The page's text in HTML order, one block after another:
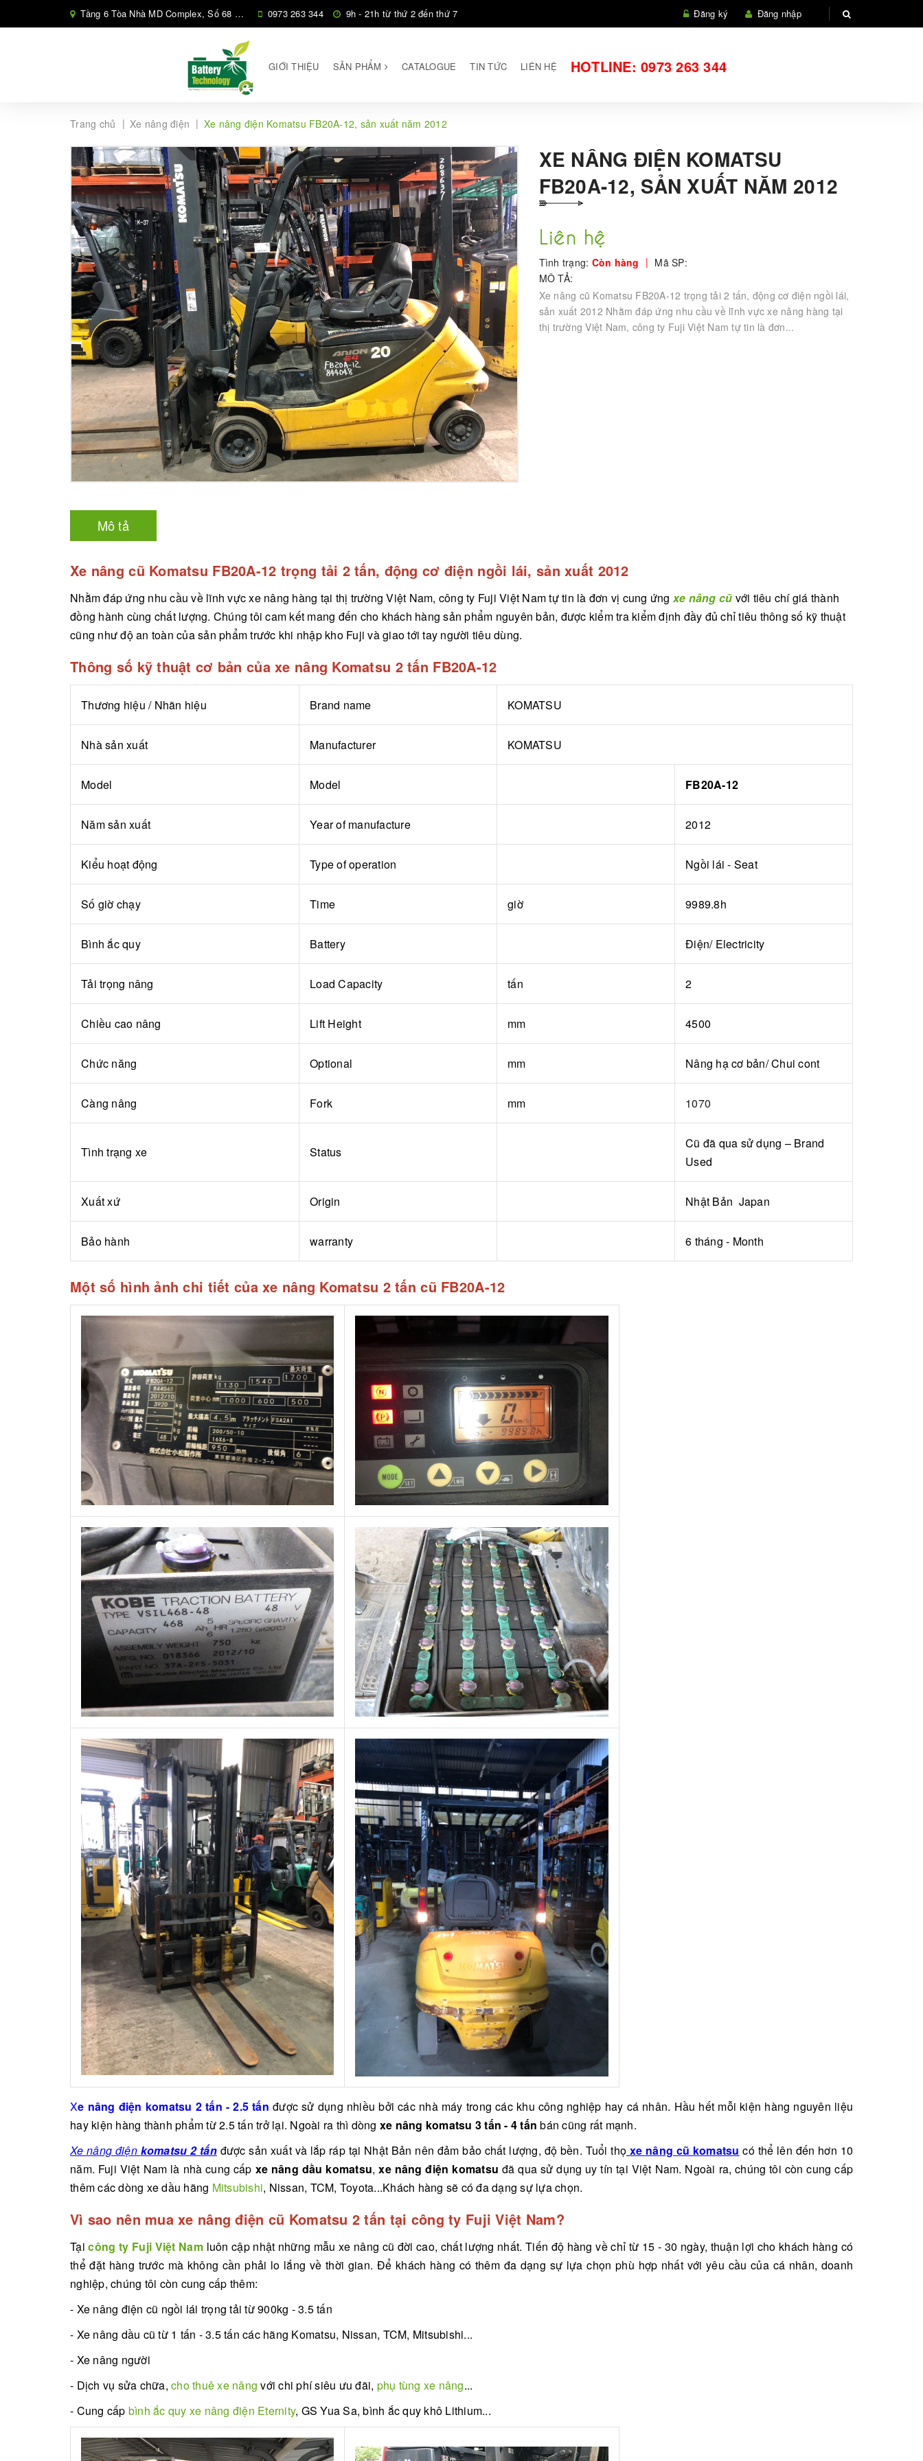
Tầng 6 Tòa Nhà MD Complex, Số 68 Phố Nguyễn Cơ Thạch, Phường Cầu Diễn, Hà Nội, 0973 263 344 9h - 21h từ thứ 2 đến thứ 7 Đăng ký Đăng nhập
GIỚI THIỆU SẢN PHẨM CATALOGUE TIN TỨC LIÊN HỆ HOTLINE: 0973 263 344
Trang chủ | Xe nâng điện | Xe nâng điện Komatsu FB20A-12, sản xuất năm 2012
XE NÂNG ĐIỆN KOMATSU
FB20A-12, SẢN XUẤT NĂM 2012
Liên hệ
Tình trạng: Còn hàng | Mã SP:
MÔ TẢ:
Xe nâng cũ Komatsu FB20A-12 trọng tải 2 tấn, động cơ điện ngồi lái,
sản xuất 2012 Nhằm đáp ứng nhu cầu về lĩnh vực xe nâng hàng tại
thị trường Việt Nam, công ty Fuji Việt Nam tự tin là đơn...
Mô tả
Xe nâng cũ Komatsu FB20A-12 trọng tải 2 tấn, động cơ điện ngồi lái, sản xuất 2012
Nhằm đáp ứng nhu cầu về lĩnh vực xe nâng hàng tại thị trường Việt Nam, công ty Fuji Việt Nam tự tin là đơn vị cung ứng xe nâng cũ với tiêu chí giá thành
đồng hành cùng chất lượng. Chúng tôi cam kết mang đến cho khách hàng sản phẩm nguyên bản, được kiểm tra kiểm định đầy đủ chỉ tiêu thông số kỹ thuật
cũng như độ an toàn của sản phẩm trước khi nhập kho Fuji và giao tới tay người tiêu dùng.
Thông số kỹ thuật cơ bản của xe nâng Komatsu 2 tấn FB20A-12
Thương hiệu / Nhãn hiệu Brand name KOMATSU
Nhà sản xuất Manufacturer KOMATSU
Model Model FB20A-12
Năm sản xuất Year of manufacture 2012
Kiểu hoạt động Type of operation Ngồi lái - Seat
Số giờ chạy Time giờ 9989.8h
Bình ắc quy Battery Điện/ Electricity
Tải trọng nâng Load Capacity tấn 2
Chiều cao nâng Lift Height mm 4500
Chức năng Optional mm Nâng hạ cơ bản/ Chui cont
Càng nâng Fork mm 1070
Tình trạng xe Status
Cũ đã qua sử dụng – Brand
Used
Xuất xứ Origin Nhật Bản Japan
Bảo hành warranty 6 tháng - Month
Một số hình ảnh chi tiết của xe nâng Komatsu 2 tấn cũ FB20A-12
Xe nâng điện komatsu 2 tấn - 2.5 tấn được sử dụng nhiều bởi các nhà máy trong các khu công nghiệp hay cá nhân. Hầu hết mỗi kiện hàng nguyên liệu
hay kiện hàng thành phẩm từ 2.5 tấn trở lại. Ngoài ra thì dòng xe nâng komatsu 3 tấn - 4 tấn bán cũng rất mạnh.
Xe nâng điện komatsu 2 tấnđược sản xuất và lắp ráp tại Nhật Bản nên đảm bảo chất lượng, độ bền. Tuổi thọ xe nâng cũ komatsu có thể lên đến hơn 10
năm. Fuji Việt Nam là nhà cung cấp xe nâng dầu komatsu,xe nâng điện komatsu đã qua sử dụng uy tín tại Việt Nam. Ngoài ra, chúng tôi còn cung cấp
thêm các dòng xe dầu hãng Mitsubishi, Nissan, TCM, Toyota...Khách hàng sẽ có đa dạng sự lựa chọn.
Vì sao nên mua xe nâng điện cũ Komatsu 2 tấn tại công ty Fuji Việt Nam?
Tạicông ty Fuji Việt Namluôn cập nhật những mẫu xe nâng cũ đời cao, chất lượng nhất. Tiến độ hàng về chỉ từ 15 - 30 ngày, thuận lợi cho khách hàng có
thể đặt hàng trước mà không cần phải lo lắng về thời gian. Để khách hàng có thêm đa dạng sự lựa chọn phù hợp nhất với yêu cầu của cá nhân, doanh
nghiệp, chúng tôi còn cung cấp thêm:
- Xe nâng điện cũ ngồi lái trọng tải từ 900kg - 3.5 tấn
- Xe nâng dầu cũ từ 1 tấn - 3.5 tấn các hãng Komatsu, Nissan, TCM, Mitsubishi...
- Xe nâng người
- Dịch vụ sửa chữa, cho thuê xe nâng với chi phí siêu ưu đãi, phụ tùng xe nâng...
- Cung cấp bình ắc quy xe nâng điện Eternity, GS Yua Sa, bình ắc quy khô Lithium...